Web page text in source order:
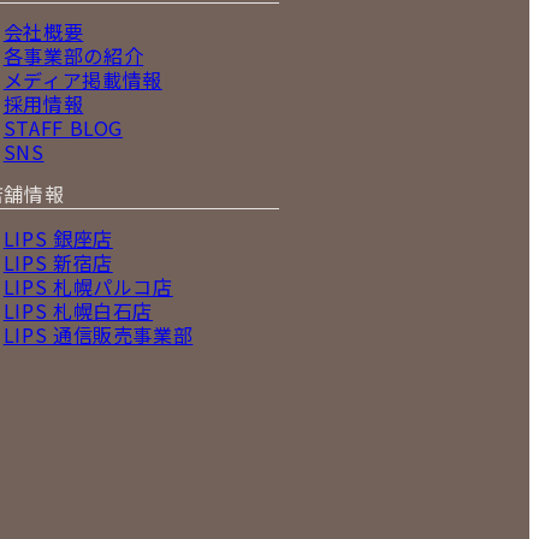
会社概要
各事業部の紹介
メディア掲載情報
採用情報
STAFF BLOG
SNS
情報
LIPS 銀座店
LIPS 新宿店
LIPS 札幌パルコ店
LIPS 札幌白石店
LIPS 通信販売事業部